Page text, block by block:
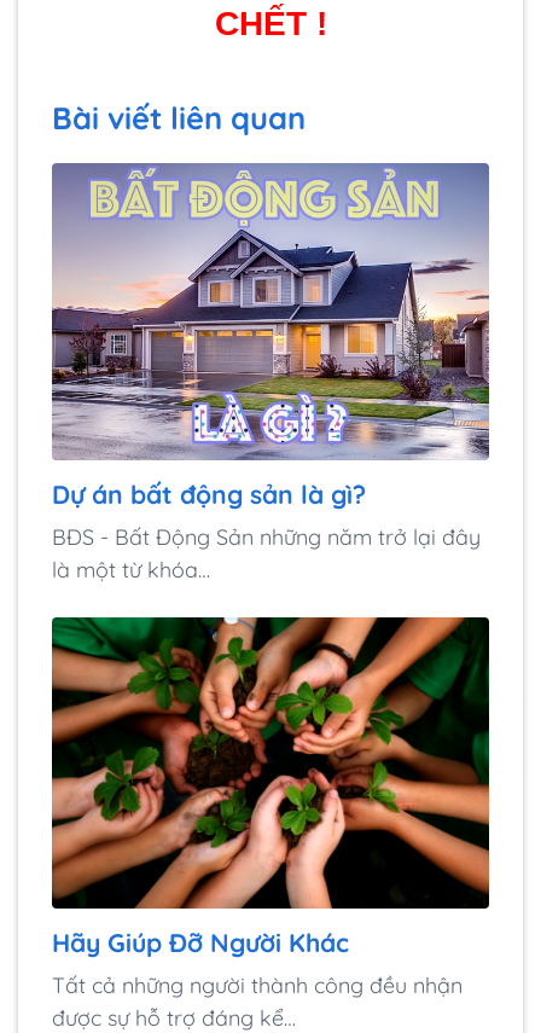
CHẾT !
Bài viết liên quan
Dự án bất động sản là gì?
BĐS - Bất Động Sản những năm trở lại đây
là một từ khóa…
Hãy Giúp Đỡ Người Khác
Tất cả những người thành công đều nhận
được sự hỗ trợ đáng kể…